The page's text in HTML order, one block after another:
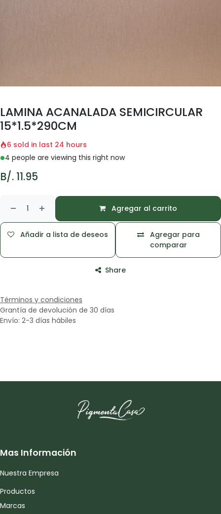
LAMINA ACANALADA SEMICIRCULAR
15*1.5*290CM
6 sold in last 24 hours
4 people are viewing this right now
B/. 11.95
Agregar al carrito
Agregar para
comparar
Añadir a lista de deseos
Share
Términos y condiciones
Grantía de devolución de 30 días
Envío: 2-3 días hábiles
Mas Información
Nuestra Empresa
Productos
Marcas